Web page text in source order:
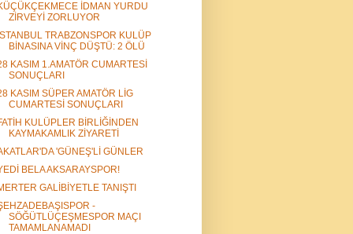
İDMAN YURDU
ZİRVEYİ ZORLUYOR
TRABZONSPOR KULÜP
BİNASINA VİNÇ DÜŞTÜ: 2 ÖLÜ
KASIM 1.AMATÖR CUMARTESİ
SONUÇLARI
KASIM SÜPER AMATÖR LİG
CUMARTESİ SONUÇLARI
KULÜPLER BİRLİĞİNDEN
KAYMAKAMLIK ZİYARETİ
'GÜNEŞ'Lİ GÜNLER
BELA AKSARAYSPOR!
GALİBİYETLE TANIŞTI
-
SÖĞÜTLÜÇEŞMESPOR MAÇI
TAMAMLANAMADI